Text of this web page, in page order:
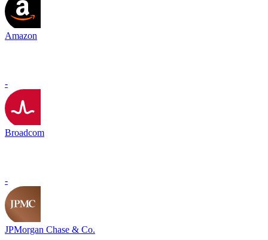
Amazon
-
Broadcom
-
JPMorgan Chase & Co.